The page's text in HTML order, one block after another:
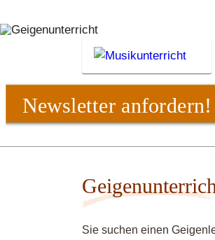
Newsletter anfordern!
Sie suchen einen